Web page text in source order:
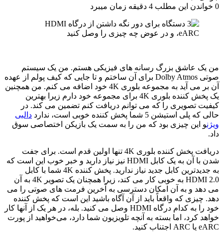
0 خواندن این مطلب 4 دقیقه زمان میبرد
من یک عاشق بزرگ رسانه های فیزیکی هستم. من یک سیستم
صوتی Dolby Atmos برای آن ساختم و تا جایی که کیف پولم از عهده
آن بر می آید به مجموعه بلوری 4K خود اضافه می کنم. من همچنین
یک پخش کننده بلوری 4K برای مجموعه خود دارم زیرا بهترین
کیفیت تصویری را که می توانم دریافت کنم تضمین می کند. در
حالی که پلی استیشن 5 شما پخش کننده خوبی است، ندارد
دالبی
ویژنو این چیزی بود که من را به سمت یک بازیکن اختصاصی سوق
داد.
دریافت پخش کننده بلوری 4K تنها اولین قدم است. برای جفت
شدن با آن به یک کابل HDMI نیز نیاز دارید و خبر خوب این است که
به جدیدترین کابل جدید نیاز ندارید. پخش کننده 4K شما با کابل
HDMI 2.0 به خوبی کار می کند، زیرا همچنان یک تصویر 4K به آن
می دهد و به آن امکان دسترسی به آخرین فرمت های صوتی را می
دهد. چیزی که واقعاً باید از آن آگاه باشید این است که پخش کننده
خود را به کدام درگاه HDMI وصل می کنید. بله، در هر یک از آنها کار
خواهد کرد، اما بسته به آنچه تلویزیون شما دارد، می‌خواهید از پورت
eARC یا ARC اجتناب کنید.